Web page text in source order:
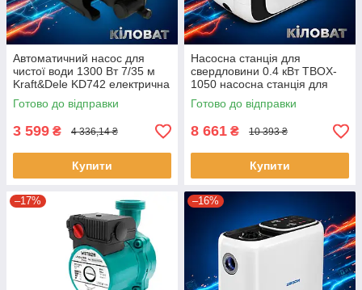
Автоматичний насос для
чистої води 1300 Вт 7/35 м
Kraft&Dele KD742 електрична
помпа для садового
водопостачання садовий
насос
Готово до відправки
3 599 ₴ 4 336,14 ₴
Купити
Насосна станція для
свердловини 0.4 кВт TBOX-
1050 насосна станція для
автоматичного водозабору
Готово до відправки
8 661 ₴ 10 393 ₴
Купити
–17% –16%